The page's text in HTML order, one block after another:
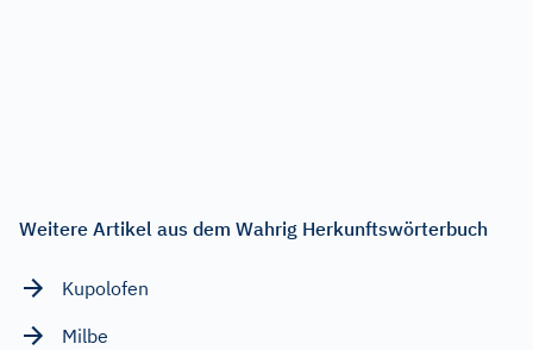
Weitere Artikel aus dem Wahrig Herkunftswörterbuch
Kupolofen
Milbe